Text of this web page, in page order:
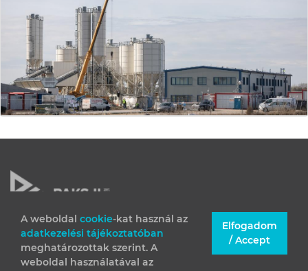
A weboldal cookie-kat használ az
adatkezelési tájékoztatóban
meghatározottak szerint. A
weboldal használatával az
Elfogadom
/ Accept
JOGI INFORMÁCIÓK
IMPRESSZUM